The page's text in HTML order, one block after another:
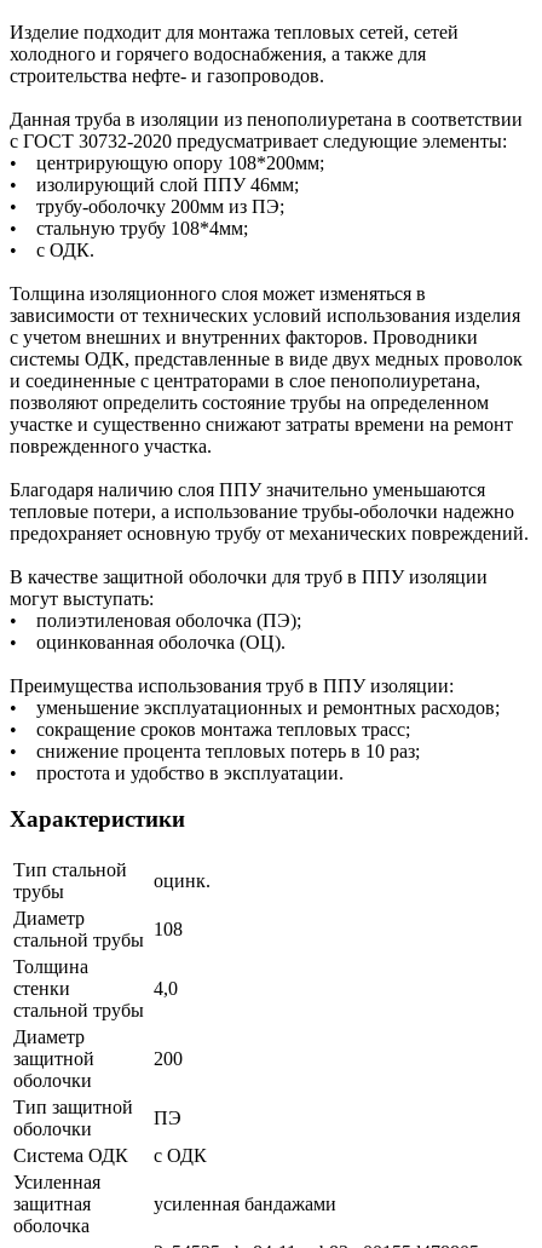
Изделие подходит для монтажа тепловых сетей, сетей
холодного и горячего водоснабжения, а также для
строительства нефте- и газопроводов.
Данная труба в изоляции из пенополиуретана в соответствии
с ГОСТ 30732-2020 предусматривает следующие элементы:
• центрирующую опору 108*200мм;
• изолирующий слой ППУ 46мм;
• трубу-оболочку 200мм из ПЭ;
• стальную трубу 108*4мм;
• с ОДК.
Толщина изоляционного слоя может изменяться в
зависимости от технических условий использования изделия
с учетом внешних и внутренних факторов. Проводники
системы ОДК, представленные в виде двух медных проволок
и соединенные с центраторами в слое пенополиуретана,
позволяют определить состояние трубы на определенном
участке и существенно снижают затраты времени на ремонт
поврежденного участка.
Благодаря наличию слоя ППУ значительно уменьшаются
тепловые потери, а использование трубы-оболочки надежно
предохраняет основную трубу от механических повреждений.
В качестве защитной оболочки для труб в ППУ изоляции
могут выступать:
• полиэтиленовая оболочка (ПЭ);
• оцинкованная оболочка (ОЦ).
Преимущества использования труб в ППУ изоляции:
• уменьшение эксплуатационных и ремонтных расходов;
• сокращение сроков монтажа тепловых трасс;
• снижение процента тепловых потерь в 10 раз;
• простота и удобство в эксплуатации.
Характеристики
Тип стальной
трубы
оцинк.
Диаметр
стальной трубы
108
Толщина
стенки
стальной трубы
4,0
Диаметр
защитной
оболочки
200
Тип защитной
оболочки
ПЭ
Система ОДК
с ОДК
Усиленная
защитная
оболочка
усиленная бандажами